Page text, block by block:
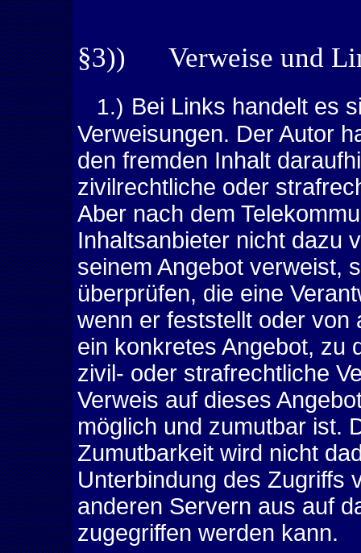
§3)) Verweise und
1.) Bei Links handelt es
Verweisungen. Der Autor
den fremden Inhalt
zivilrechtliche oder
Aber nach dem
Inhaltsanbieter nicht dazu
seinem Angebot verweist,
überprüfen, die eine
wenn er feststellt oder von
ein konkretes Angebot, zu
zivil- oder strafrechtliche
Verweis auf dieses
möglich und zumutbar ist.
Zumutbarkeit wird nicht
Unterbindung des Zugriffs
anderen Servern aus auf
zugegriffen werden kann.